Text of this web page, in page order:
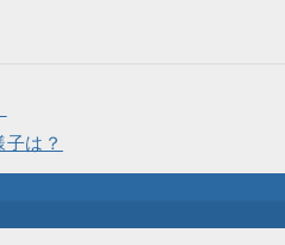
は？